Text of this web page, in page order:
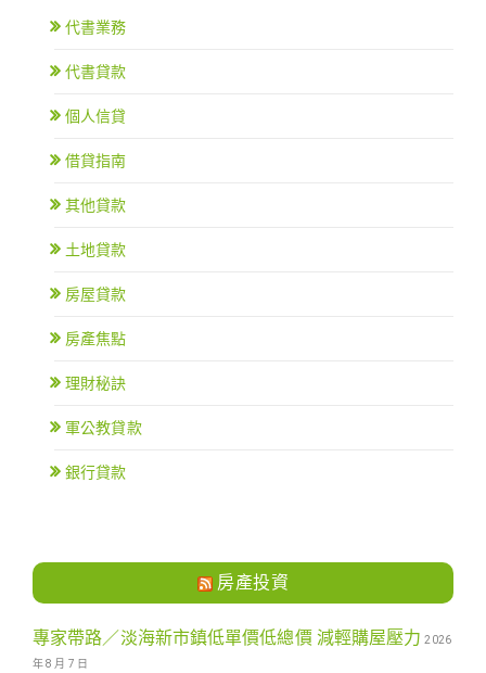
代書業務
代書貸款
個人信貸
借貸指南
其他貸款
土地貸款
房屋貸款
房產焦點
理財秘訣
軍公教貸款
銀行貸款
房產投資
專家帶路／淡海新市鎮低單價低總價 減輕購屋壓力 2026
年 8 月 7 日